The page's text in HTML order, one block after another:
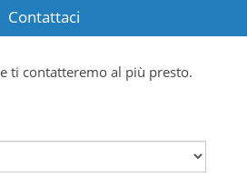
Contattaci
ti contatteremo al più presto.